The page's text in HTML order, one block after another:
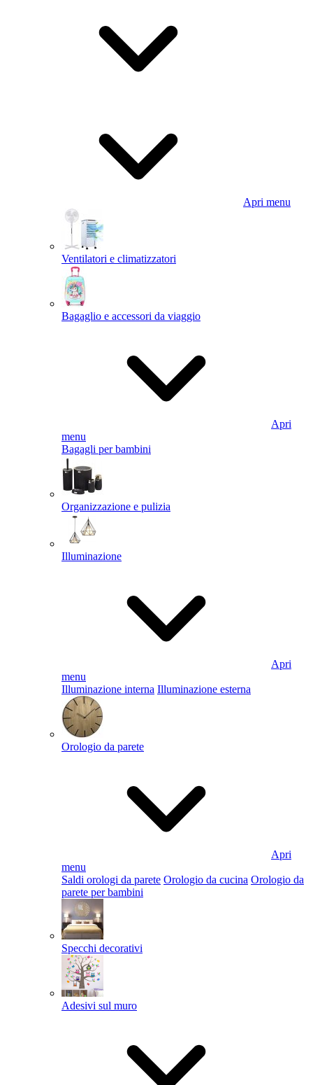
Apri menu
Ventilatori e climatizzatori
Bagaglio e accessori da viaggio
Apri
menu
Bagagli per bambini
Organizzazione e pulizia
Illuminazione
Apri
menu
Illuminazione interna Illuminazione esterna
Orologio da parete
Apri
menu
Saldi orologi da parete Orologio da cucina Orologio da
parete per bambini
Specchi decorativi
Adesivi sul muro